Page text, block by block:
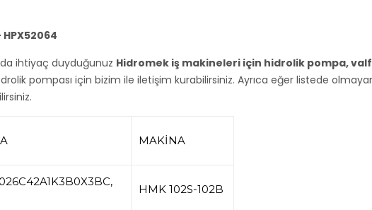
ihtiyaç duyduğunuz Hidromek iş makineleri için hidrolik pompa,
pompası için bizim ile iletişim kurabilirsiniz. Ayrıca eğer listede
MAKİNA
HMK 102S-102B